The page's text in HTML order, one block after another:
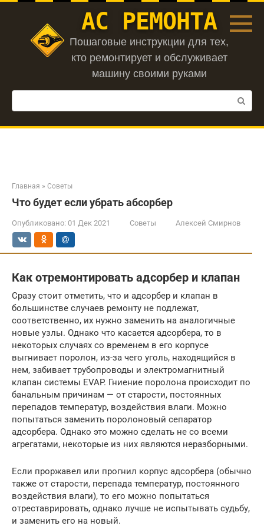
Перейти
АС РЕМОНТА
Пошаговые инструкции для тех,
кто ремонтирует и обслуживает
машину своими руками
Поиск:
Главная » Советы
Что будет если убрать абсорбер
Опубликовано: 01 Дек 2021 Советы Алексей Смирнов
Как отремонтировать адсорбер и клапан
Сразу стоит отметить, что и адсорбер и клапан в
большинстве случаев ремонту не подлежат,
соответственно, их нужно заменить на аналогичные
новые узлы. Однако что касается адсорбера, то в
некоторых случаях со временем в его корпусе
выгнивает поролон, из-за чего уголь, находящийся в
нем, забивает трубопроводы и электромагнитный
клапан системы EVAP. Гниение поролона происходит по
банальным причинам — от старости, постоянных
перепадов температур, воздействия влаги. Можно
попытаться заменить поролоновый сепаратор
адсорбера. Однако это можно сделать не со всеми
агрегатами, некоторые из них являются неразборными.
Если проржавел или прогнил корпус адсорбера (обычно
также от старости, перепада температур, постоянного
воздействия влаги), то его можно попытаться
отреставрировать, однако лучше не испытывать судьбу,
и заменить его на новый.